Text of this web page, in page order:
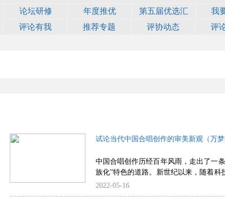
论坛研修 年度推优 第五届优选汇 我
评论有我 推荐专题 评协动态 评
试论当代中国合唱创作的审美新观（万梦
中国合唱创作历经百年风雨，走出了一
族化”特色的道路。新世纪以来，随着科
文化交融，合唱创作领域的审美思潮出
2022-05-16